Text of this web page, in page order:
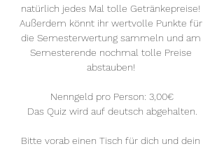
natürlich jedes Mal tolle Getränkepreise!
Außerdem könnt ihr wertvolle Punkte für
die Semesterwertung sammeln und am
Semesterende nochmal tolle Preise
abstauben!
Nenngeld pro Person: 3,00€
Das Quiz wird auf deutsch abgehalten.
Bitte vorab einen Tisch für dich und dein